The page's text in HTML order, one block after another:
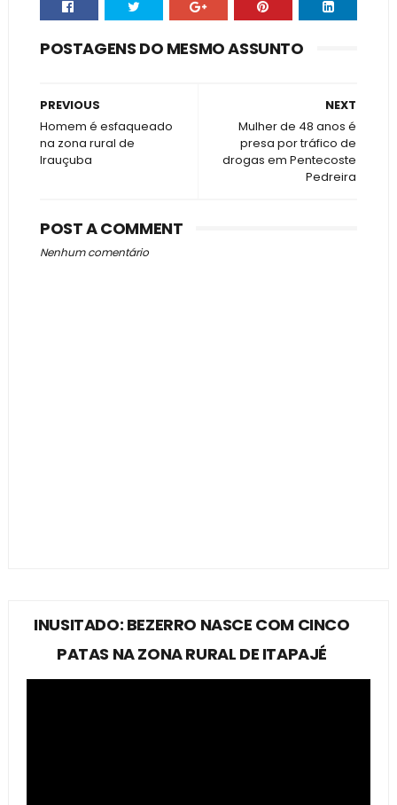
POSTAGENS DO MESMO ASSUNTO
NEXT
Mulher de 48 anos é
presa por tráfico de
drogas em Pentecoste
Pedreira
PREVIOUS
Homem é esfaqueado
na zona rural de
Irauçuba
POST A COMMENT
Nenhum comentário
INUSITADO: BEZERRO NASCE COM CINCO
PATAS NA ZONA RURAL DE ITAPAJÉ